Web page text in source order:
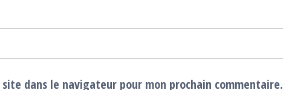
dans le navigateur pour mon prochain commentaire.